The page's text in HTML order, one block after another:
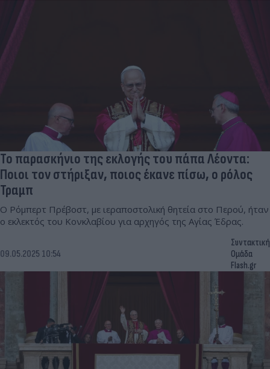
Το παρασκήνιο της εκλογής του πάπα Λέοντα:
Ποιοι τον στήριξαν, ποιος έκανε πίσω, ο ρόλος
Τραμπ
Ο Ρόμπερτ Πρέβοστ, με ιεραποστολική θητεία στο Περού, ήταν
ο εκλεκτός του Κονκλαβίου για αρχηγός της Αγίας Έδρας.
09.05.2025 10:54
Συντακτική
Ομάδα
Flash.gr